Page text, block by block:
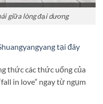
giữa lòng đại dương
tại đây
thức các thức uống của
in love” ngay từ ngụm